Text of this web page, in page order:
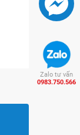
Zalo tư vấn
0983.750.566